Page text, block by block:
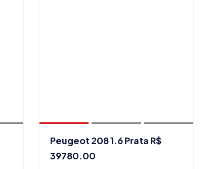
Peugeot 208 1.6 Prata R$
39780.00